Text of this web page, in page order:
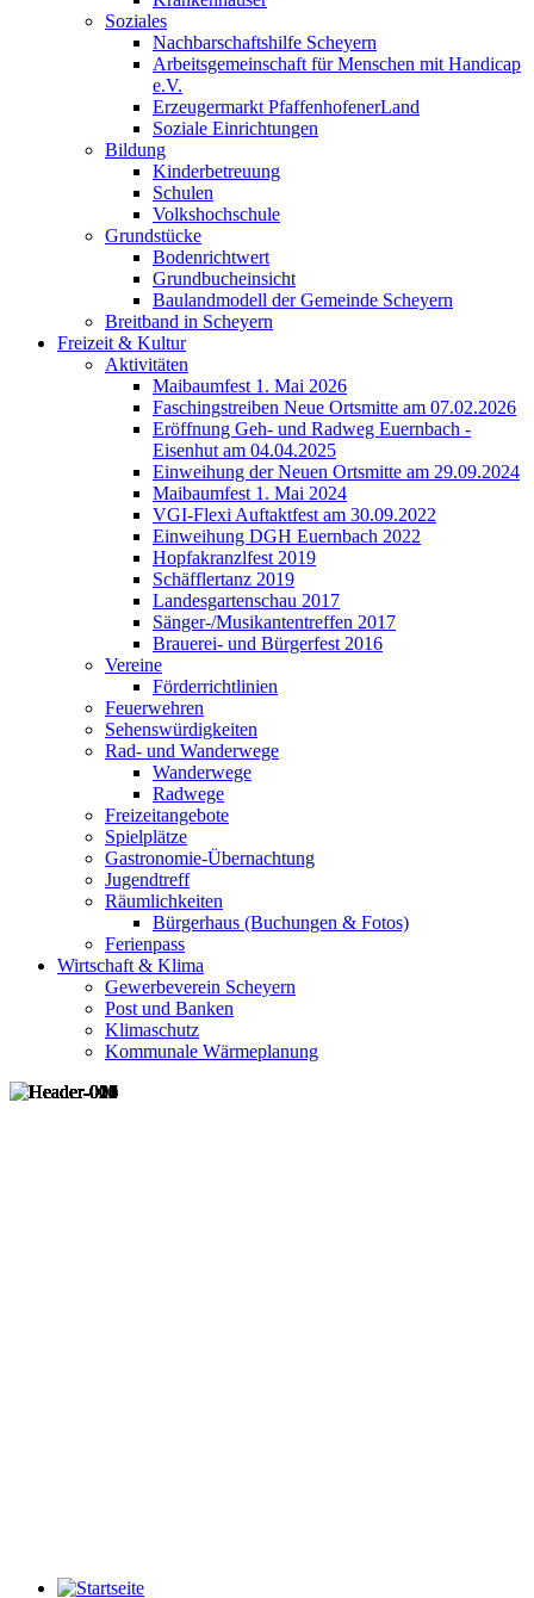
Soziales
Nachbarschaftshilfe Scheyern
Arbeitsgemeinschaft für Menschen mit Handicap
e.V.
Erzeugermarkt PfaffenhofenerLand
Soziale Einrichtungen
Bildung
Kinderbetreuung
Schulen
Volkshochschule
Grundstücke
Bodenrichtwert
Grundbucheinsicht
Baulandmodell der Gemeinde Scheyern
Breitband in Scheyern
Freizeit & Kultur
Aktivitäten
Maibaumfest 1. Mai 2026
Faschingstreiben Neue Ortsmitte am 07.02.2026
Eröffnung Geh- und Radweg Euernbach -
Eisenhut am 04.04.2025
Einweihung der Neuen Ortsmitte am 29.09.2024
Maibaumfest 1. Mai 2024
VGI-Flexi Auftaktfest am 30.09.2022
Einweihung DGH Euernbach 2022
Hopfakranzlfest 2019
Schäfflertanz 2019
Landesgartenschau 2017
Sänger-/Musikantentreffen 2017
Brauerei- und Bürgerfest 2016
Vereine
Förderrichtlinien
Feuerwehren
Sehenswürdigkeiten
Rad- und Wanderwege
Wanderwege
Radwege
Freizeitangebote
Spielplätze
Gastronomie-Übernachtung
Jugendtreff
Räumlichkeiten
Bürgerhaus (Buchungen & Fotos)
Ferienpass
Wirtschaft & Klima
Gewerbeverein Scheyern
Post und Banken
Klimaschutz
Kommunale Wärmeplanung